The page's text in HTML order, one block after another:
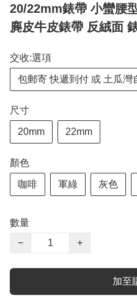
20/22mm錶帶 小蠻腰
麂皮牛皮錶帶 反絨面
交收:選項
包郵寄 快遞到付 或 土瓜灣
尺寸
20mm 22mm
顏色
咖啡 軍綠 灰色
數量
−
+
加至